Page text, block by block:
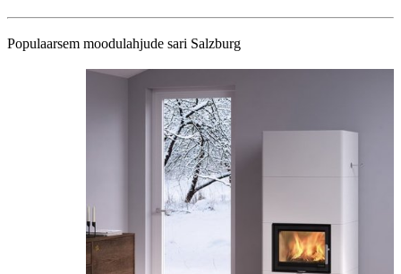
Populaarsem moodulahjude sari Salzburg